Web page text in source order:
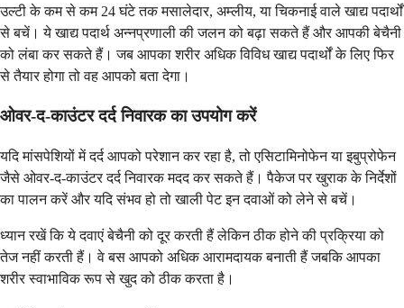
उल्टी के कम से कम 24 घंटे तक मसालेदार, अम्लीय, या चिकनाई वाले खाद्य पदार्थों
से बचें। ये खाद्य पदार्थ अन्नप्रणाली की जलन को बढ़ा सकते हैं और आपकी बेचैनी
को लंबा कर सकते हैं। जब आपका शरीर अधिक विविध खाद्य पदार्थों के लिए फिर
से तैयार होगा तो वह आपको बता देगा।
ओवर-द-काउंटर दर्द निवारक का उपयोग करें
यदि मांसपेशियों में दर्द आपको परेशान कर रहा है, तो एसिटामिनोफेन या इबुप्रोफेन
जैसे ओवर-द-काउंटर दर्द निवारक मदद कर सकते हैं। पैकेज पर खुराक के निर्देशों
का पालन करें और यदि संभव हो तो खाली पेट इन दवाओं को लेने से बचें।
ध्यान रखें कि ये दवाएं बेचैनी को दूर करती हैं लेकिन ठीक होने की प्रक्रिया को
तेज नहीं करती हैं। वे बस आपको अधिक आरामदायक बनाती हैं जबकि आपका
शरीर स्वाभाविक रूप से खुद को ठीक करता है।